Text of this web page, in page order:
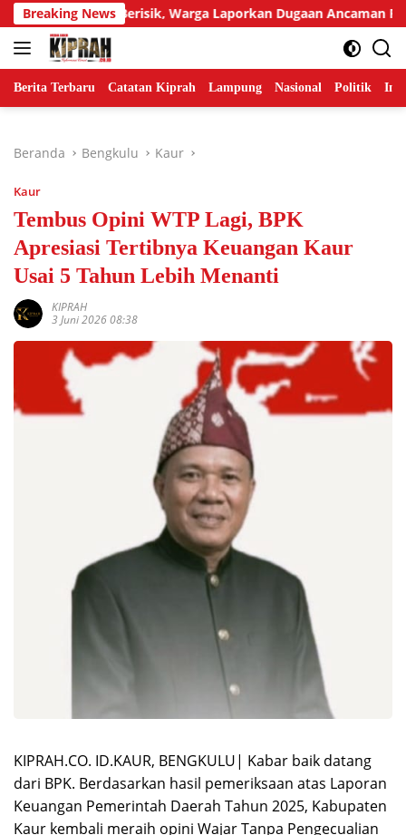
Langsung
ke
konten
Breaking News
Tetangga Berisik, Warga Laporkan Dugaan Ancaman
Berita Terbaru Catatan Kiprah Lampung Nasional Politik
Beranda Bengkulu Kaur
Kaur
Tembus Opini WTP Lagi, BPK
Apresiasi Tertibnya Keuangan Kaur
Usai 5 Tahun Lebih Menanti
KIPRAH
3 Juni 2026 08:38
KIPRAH.CO. ID.KAUR, BENGKULU| Kabar baik datang
dari BPK. Berdasarkan hasil pemeriksaan atas Laporan
Keuangan Pemerintah Daerah Tahun 2025, Kabupaten
Kaur kembali meraih opini Wajar Tanpa Pengecualian